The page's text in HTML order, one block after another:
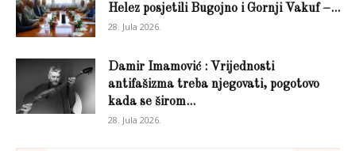
Helez posjetili Bugojno i Gornji Vakuf –...
28. Jula 2026.
Damir Imamović : Vrijednosti
antifašizma treba njegovati, pogotovo
kada se širom...
28. Jula 2026.